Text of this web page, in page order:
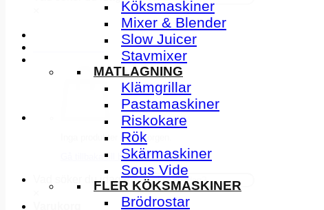
Inga produkter i varukorgen.
Gå tillbaka till butiken
Vad söker du idag?
Köksmaskiner
Mixer & Blender
Slow Juicer
Stavmixer
MATLAGNING
Klämgrillar
Pastamaskiner
Riskokare
Rök
Skärmaskiner
Sous Vide
FLER KÖKSMASKINER
Brödrostar